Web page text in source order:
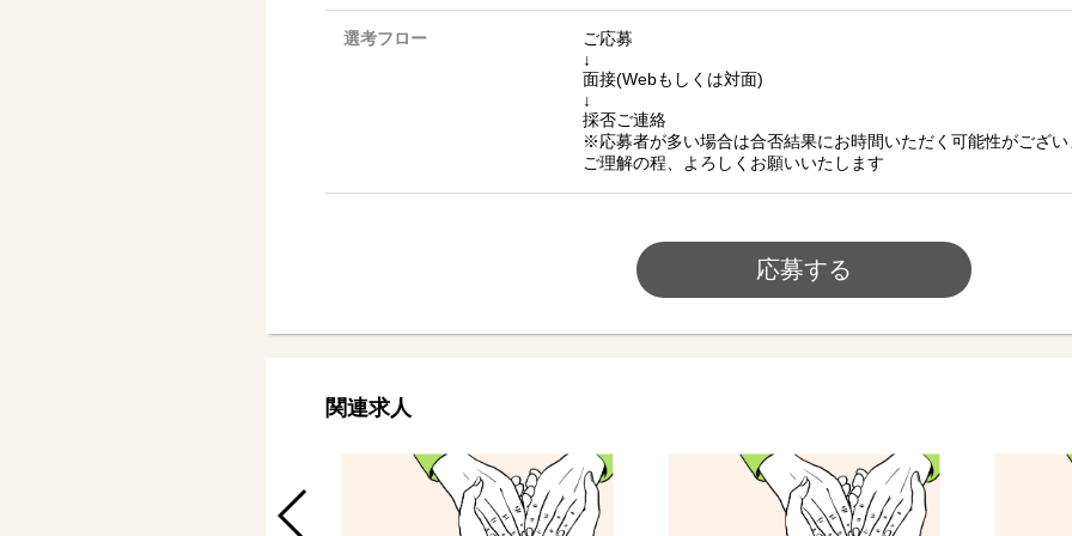
選考フロー
ご応募
↓
面接(Webもしくは対面)
↓
採否ご連絡
※応募者が多い場合は合否結果にお時間いただく可能性がござい
ご理解の程、よろしくお願いいたします
応募する
関連求人